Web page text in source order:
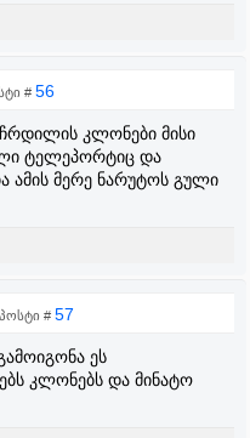
# 56
კლონები მისი
ტელეპორტიც და
ამის მერე ნარუტოს გული
# 57
ეს
კლონებს და მინატო